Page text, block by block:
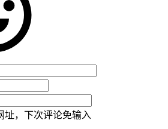
址，下次评论免输入